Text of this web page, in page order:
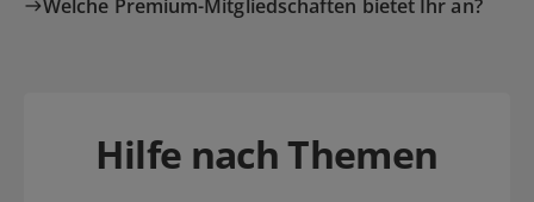
Welche Premium-Mitgliedschaften bietet Ihr an?
Hilfe nach Themen